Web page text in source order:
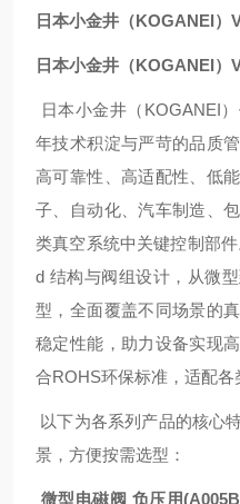
日本小金井（KOGANEI）
日本小金井（KOGANEI）
日本小金井（KOGANEI
年技术积淀与严苛的品质
高可靠性、高适配性、低
子、自动化、汽车制造、
类真空系统中关键控制部
d 结构与阀组设计，从微
型，全面覆盖不同场景的
稳定性能，助力设备实现
合ROHS环保标准，适配各
以下为各系列产品的核心
景，方便按需选型：
微型电磁阀 负压用